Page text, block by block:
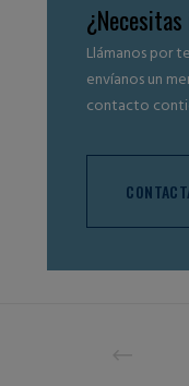
Llámanos por
envíanos un
contacto